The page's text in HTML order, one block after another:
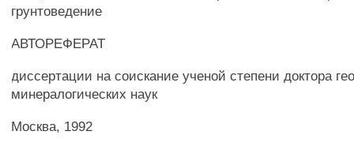
грунтоведение
АВТОРЕФЕРАТ
диссертации на соискание ученой степени доктора
минералогических наук
Москва, 1992